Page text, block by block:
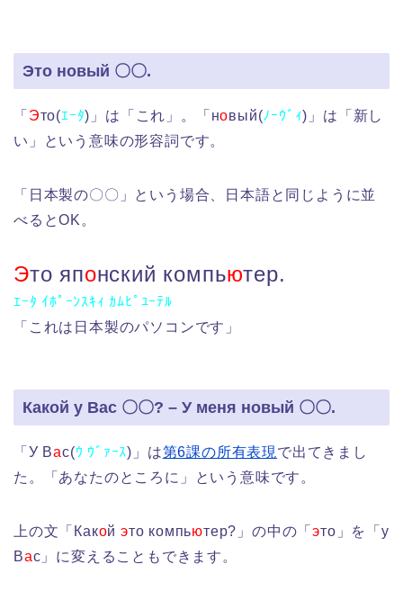
Это новый 〇〇.
「 Это(ｴｰﾀ)」は「これ」。「новый(ﾉｰｳﾞｨ)」は「新し
い」という意味の形容詞です。
「日本製の〇〇」という場合、日本語と同じように並
べるとOK。
Это японский компьютер.
ｴｰﾀ ｲﾎﾟｰﾝｽｷｨ ｶﾑﾋﾟﾕｰﾃﾙ
「これは日本製のパソコンです」
Какой у Вас 〇〇? – У меня новый 〇〇.
「У Вас(ｳ ｳﾞｧｰｽ)」は第6課の所有表現 で出てきまし
た。「あなたのところに」という意味です。
上の文「Какойэто компьютер?」の中の「это」を「у
Вас」に変えることもできます。